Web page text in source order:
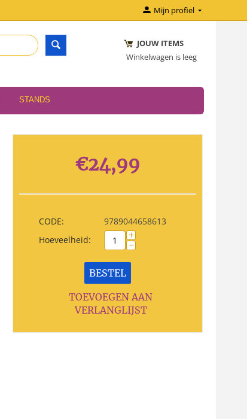
Mijn profiel
JOUW ITEMS
Winkelwagen is leeg
STANDS
€24,99
CODE:
9789044658613
Hoeveelheid:
+
−
BESTEL
TOEVOEGEN AAN
VERLANGLIJST